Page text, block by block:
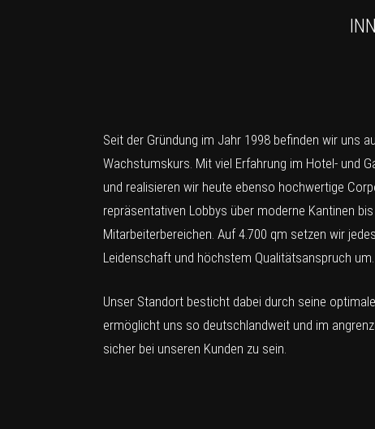
Seit der Gründung im Jahr 1998 befinden wir uns
Wachstumskurs. Mit viel Erfahrung im Hotel- und
und realisieren wir heute ebenso hochwertige
repräsentativen Lobbys über moderne Kantinen
Mitarbeiterbereichen. Auf 4.700 qm setzen wir
Leidenschaft und höchstem Qualitätsanspruch um.
Unser Standort besticht dabei durch seine
ermöglicht uns so deutschlandweit und im
sicher bei unseren Kunden zu sein.